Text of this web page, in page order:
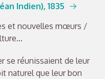
Indien), 1835
et nouvelles mœurs /
se réunissaient de leur
naturel que leur bon